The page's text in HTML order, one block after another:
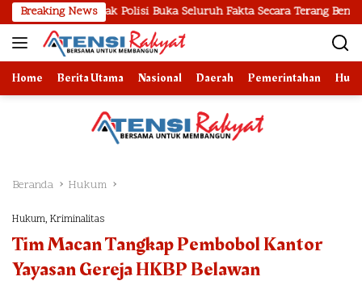
Langsung
ke
konten
Breaking News
Polisi Buka Seluruh Fakta Secara Terang Benderang
Home Berita Utama Nasional Daerah Pemerintahan
Beranda Hukum
Hukum, Kriminalitas
Tim Macan Tangkap Pembobol Kantor
Yayasan Gereja HKBP Belawan